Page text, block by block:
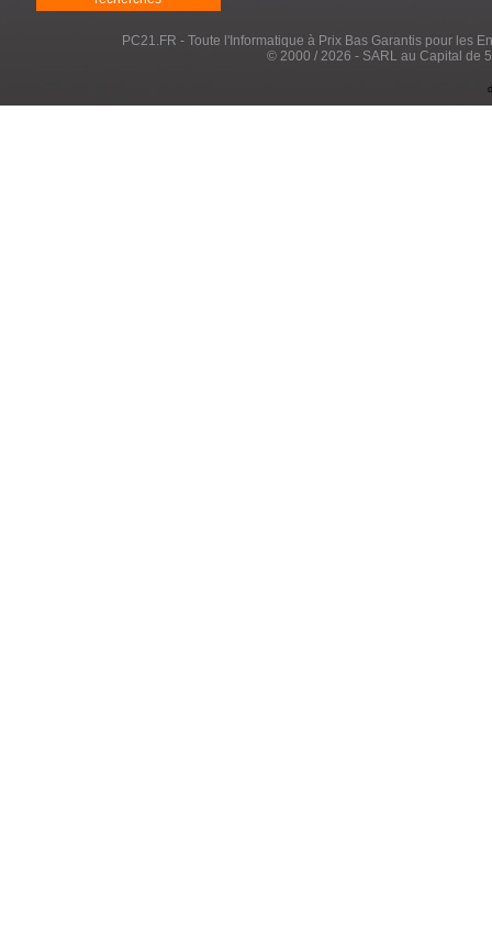
PC21.FR - Toute l'Informatique à Prix Bas Garantis pour les
© 2000 / 2026 - SARL au Capital de